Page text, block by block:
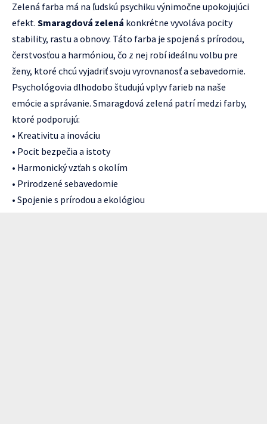
Zelená farba má na ľudskú psychiku výnimočne upokojujúci
efekt. Smaragdová zelená konkrétne vyvoláva pocity
stability, rastu a obnovy. Táto farba je spojená s prírodou,
čerstvosťou a harmóniou, čo z nej robí ideálnu volbu pre
ženy, ktoré chcú vyjadriť svoju vyrovnanosť a sebavedomie.
Psychológovia dlhodobo študujú vplyv farieb na naše
emócie a správanie. Smaragdová zelená patrí medzi farby,
ktoré podporujú:
• Kreativitu a inováciu
• Pocit bezpečia a istoty
• Harmonický vzťah s okolím
• Prirodzené sebavedomie
• Spojenie s prírodou a ekológiou